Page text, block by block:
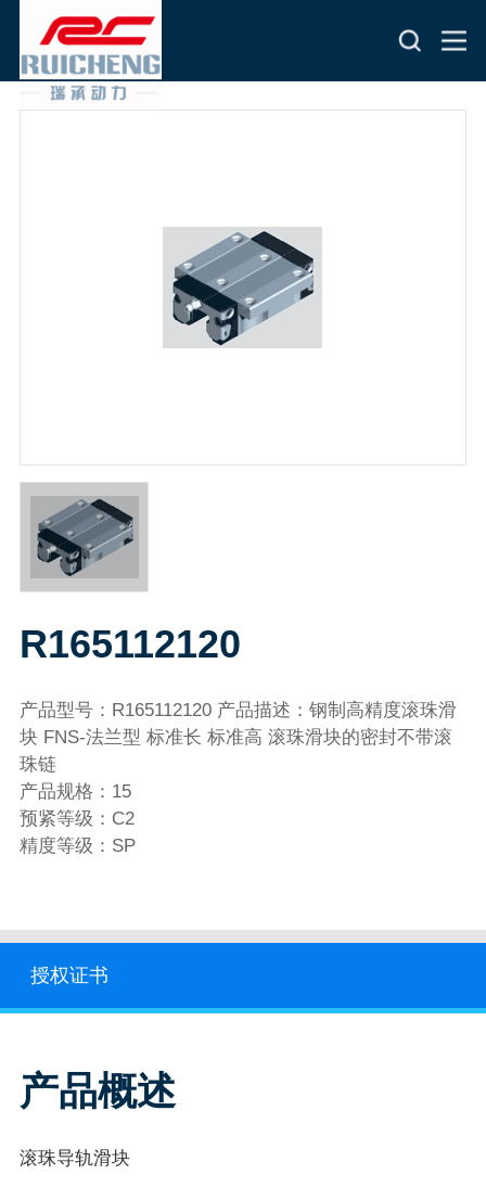
R165112120
产品型号：R165112120 产品描述：钢制高精度滚珠滑
块 FNS-法兰型 标准长 标准高 滚珠滑块的密封不带滚
珠链
产品规格：15
预紧等级：C2
精度等级：SP
授权证书
产品概述
滚珠导轨滑块